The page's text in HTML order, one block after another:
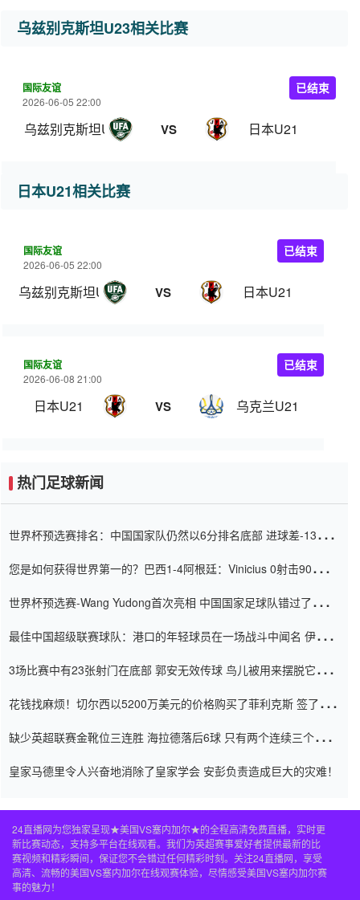
乌兹别克斯坦U23相关比赛
国际友谊
2026-06-05 22:00
乌兹别克斯坦U23 VS 日本U21
已结束
日本U21相关比赛
国际友谊
2026-06-05 22:00
乌兹别克斯坦U23 VS 日本U21
已结束
国际友谊
2026-06-08 21:00
日本U21 VS 乌克兰U21
已结束
热门足球新闻
世界杯预选赛排名：中国国家队仍然以6分排名底部 进球差-13令人
您是如何获得世界第一的？巴西1-4阿根廷：Vinicius 0射击90分钟
世界杯预选赛-Wang Yudong首次亮相 中国国家足球队错过了世界
最佳中国超级联赛球队：港口的年轻球员在一场战斗中闻名 伊万放
3场比赛中有23张射门在底部 郭安无效传球 鸟儿被用来摆脱它
花钱找麻烦！切尔西以5200万美元的价格购买了菲利克斯 签了7年
缺少英超联赛金靴位三连胜 海拉德落后6球 只有两个连续三个连续
皇家马德里令人兴奋地消除了皇家学会 安彭负责造成巨大的灾难！
24直播网为您独家呈现★美国VS塞内加尔★的全程高清免费直播，实时更
新比赛动态，支持多平台在线观看。我们为英超赛事爱好者提供最新的比
赛视频和精彩瞬间，保证您不会错过任何精彩时刻。关注24直播网，享受
高清、流畅的美国VS塞内加尔在线观赛体验，尽情感受美国VS塞内加尔赛
事的魅力！